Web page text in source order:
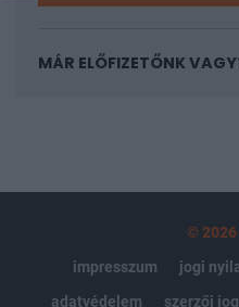
MÁR ELŐFIZETŐNK
©
impresszum
jogi
adatvédelem
szerzői